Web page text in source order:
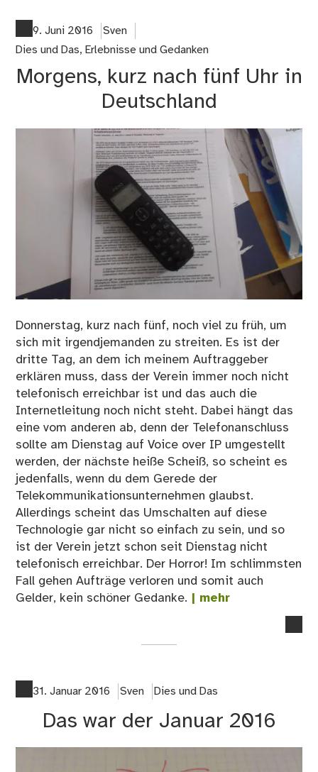
9. Juni 2016
Sven
Dies und Das, Erlebnisse und Gedanken
Morgens, kurz nach fünf Uhr in
Deutschland
Donnerstag, kurz nach fünf, noch viel zu früh, um
sich mit irgendjemanden zu streiten. Es ist der
dritte Tag, an dem ich meinem Auftraggeber
erklären muss, dass der Verein immer noch nicht
telefonisch erreichbar ist und das auch die
Internetleitung noch nicht steht. Dabei hängt das
eine vom anderen ab, denn der Telefonanschluss
sollte am Dienstag auf Voice over IP umgestellt
werden, der nächste heiße Scheiß, so scheint es
jedenfalls, wenn du dem Gerede der
Telekommunikationsunternehmen glaubst.
Allerdings scheint das Umschalten auf diese
Technologie gar nicht so einfach zu sein, und so
ist der Verein jetzt schon seit Dienstag nicht
telefonisch erreichbar. Der Horror! Im schlimmsten
Fall gehen Aufträge verloren und somit auch
Gelder, kein schöner Gedanke. | mehr
31. Januar 2016 Sven Dies und Das
Das war der Januar 2016